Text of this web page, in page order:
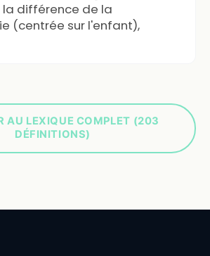
la différence de la
(centrée sur l'enfant),
AU LEXIQUE COMPLET (203
DÉFINITIONS)